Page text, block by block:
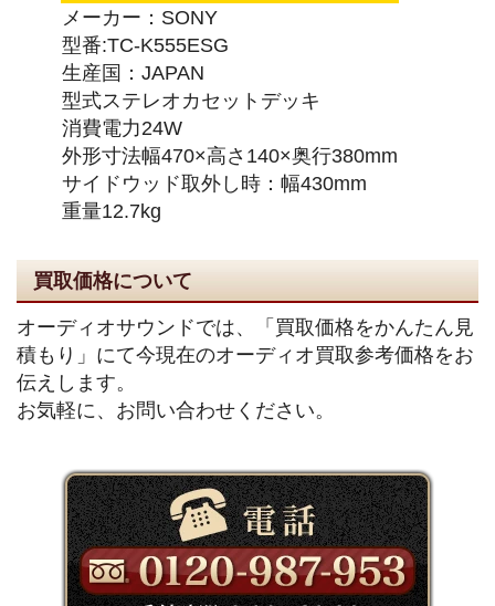
メーカー：SONY
型番:TC-K555ESG
生産国：JAPAN
型式ステレオカセットデッキ
消費電力24W
外形寸法幅470×高さ140×奥行380mm
サイドウッド取外し時：幅430mm
重量12.7kg
買取価格について
オーディオサウンドでは、「買取価格をかんたん見
積もり」にて今現在のオーディオ買取参考価格をお
伝えします。
お気軽に、お問い合わせください。